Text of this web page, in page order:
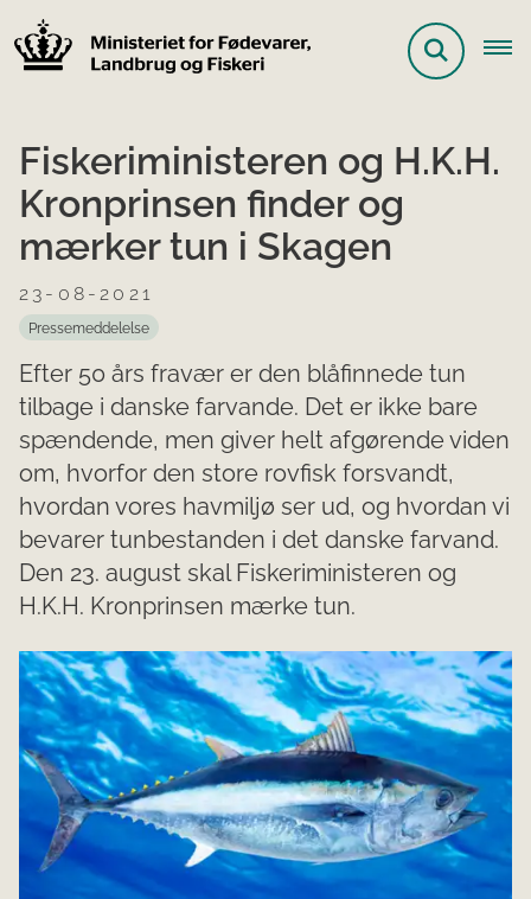
Fiskeriministeren og H.K.H.
Kronprinsen finder og
mærker tun i Skagen
23-08-2021
Pressemeddelelse
Efter 50 års fravær er den blåfinnede tun
tilbage i danske farvande. Det er ikke bare
spændende, men giver helt afgørende viden
om, hvorfor den store rovfisk forsvandt,
hvordan vores havmiljø ser ud, og hvordan vi
bevarer tunbestanden i det danske farvand.
Den 23. august skal Fiskeriministeren og
H.K.H. Kronprinsen mærke tun.